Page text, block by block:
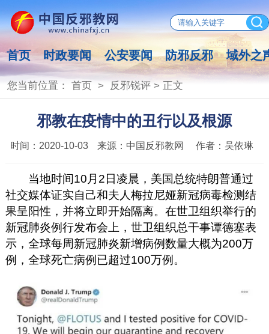
首页 时政要闻 公安要闻 防邪反邪 域外之
您当前位置： 首页> 反邪锐评> 正文
邪教在疫情中的丑行以及根源
时间： 2020-10-03 来源： 中国反邪教网 作者： 吴依琳
当地时间10月2日凌晨，美国总统特朗普通过
社交媒体证实自己和夫人梅拉尼娅新冠病毒检测结
果呈阳性，并将立即开始隔离。在世卫组织举行的
新冠肺炎例行发布会上，世卫组织总干事谭德塞表
示，全球每周新冠肺炎新增病例数量大概为200万
例，全球死亡病例已超过100万例。